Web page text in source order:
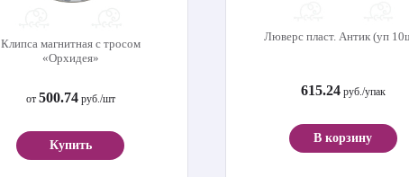
Клипса магнитная с тросом
«Орхидея»
от 500.74руб./шт
Купить
Люверс пласт. Антик (уп
615.24руб./упак
В корзину